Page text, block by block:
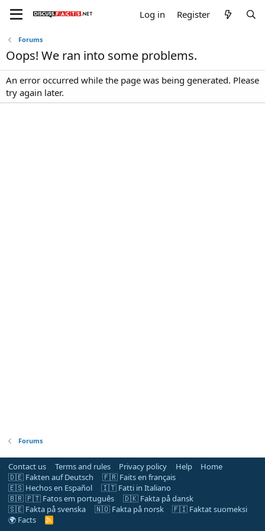
Log in Register
Forums
Oops! We ran into some problems.
An error occurred while the page was being generated. Please
try again later.
Forums
Contact us Terms and rules Privacy policy Help
Home
🇩🇪 Fakten auf Deutsch
🇫🇷 Faits en français
🇪🇸 Hechos en Español
🇮🇹 Fatti in Italiano
🇧🇷 🇵🇹 Fatos em português
🇩🇰 Fakta på dansk
🇸🇪 Fakta på svenska
🇳🇴 Fakta på norsk
🇫🇮 Faktat suomeksi
🌍 Facts
R